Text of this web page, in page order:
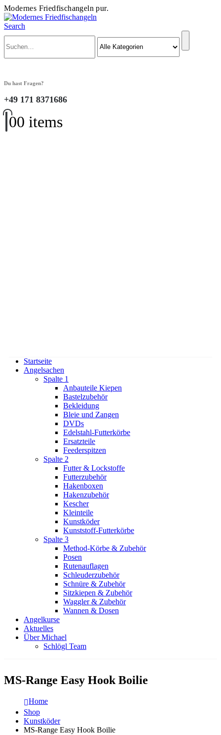
Modernes Friedfischangeln pur.
Search
Du hast Fragen?
+49 171 8371686
00 items
Startseite
Angelsachen
Spalte 1
Anbauteile Kiepen
Bastelzubehör
Bekleidung
Bleie und Zangen
DVDs
Edelstahl-Futterkörbe
Ersatzteile
Feederspitzen
Spalte 2
Futter & Lockstoffe
Futterzubehör
Hakenboxen
Hakenzubehör
Kescher
Kleinteile
Kunstköder
Kunststoff-Futterkörbe
Spalte 3
Method-Körbe & Zubehör
Posen
Rutenauflagen
Schleuderzubehör
Schnüre & Zubehör
Sitzkiepen & Zubehör
Waggler & Zubehör
Wannen & Dosen
Angelkurse
Aktuelles
Über Michael
Schlögl Team
MS-Range Easy Hook Boilie
Home
Shop
Kunstköder
MS-Range Easy Hook Boilie